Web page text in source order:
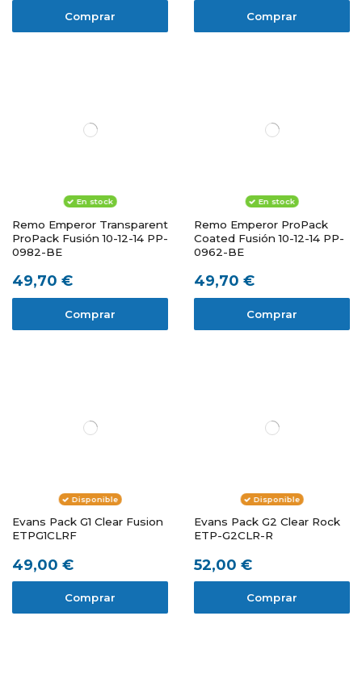
Comprar Comprar
En stock
Remo Emperor Transparent
ProPack Fusión 10-12-14 PP-
0982-BE
49,70 €
Comprar
En stock
Remo Emperor ProPack
Coated Fusión 10-12-14 PP-
0962-BE
49,70 €
Comprar
Disponible
Evans Pack G1 Clear Fusion
ETPG1CLRF
49,00 €
Comprar
Disponible
Evans Pack G2 Clear Rock
ETP-G2CLR-R
52,00 €
Comprar